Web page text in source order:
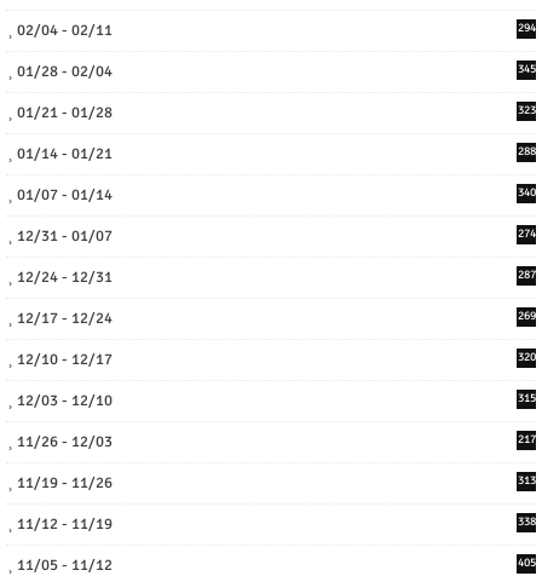
02/04 - 02/11 294
01/28 - 02/04 345
01/21 - 01/28 323
01/14 - 01/21 288
01/07 - 01/14 340
12/31 - 01/07 274
12/24 - 12/31 287
12/17 - 12/24 269
12/10 - 12/17 320
12/03 - 12/10 315
11/26 - 12/03 217
11/19 - 11/26 313
11/12 - 11/19 338
11/05 - 11/12 405